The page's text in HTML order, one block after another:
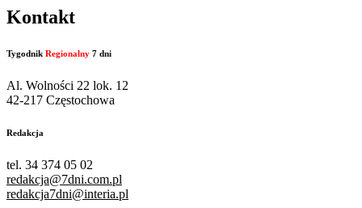
Kontakt
Tygodnik Regionalny 7 dni
Al. Wolności 22 lok. 12
42-217 Częstochowa
Redakcja
tel. 34 374 05 02
redakcja@7dni.com.pl
redakcja7dni@interia.pl